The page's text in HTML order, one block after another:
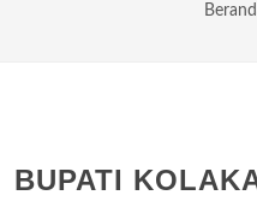
BUPATI